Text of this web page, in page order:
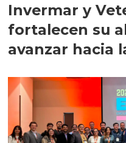
Invermar y
fortalecen su
avanzar hacia